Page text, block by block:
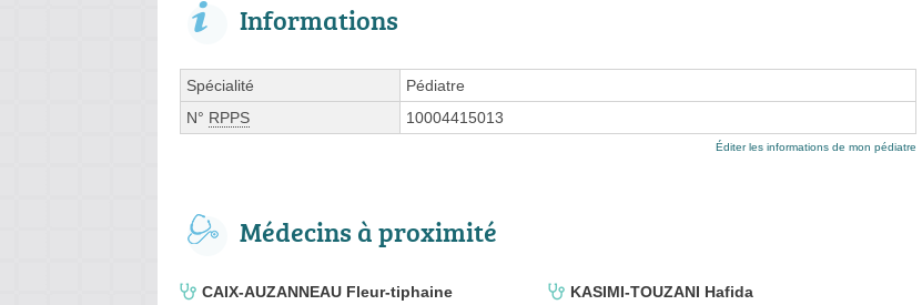
Informations
Spécialité
Pédiatre
N° RPPS 10004415013
Éditer les informations de mon pédiatre
Médecins à proximité
CAIX-AUZANNEAU Fleur-tiphaine KASIMI-TOUZANI Hafida